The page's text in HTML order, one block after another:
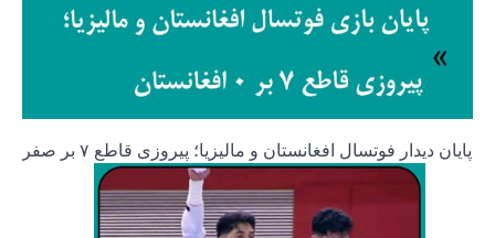
پایان دیدار فوتسال افغانستان و مالیزیا؛ پیروزی قاطع ۷ بر صفر